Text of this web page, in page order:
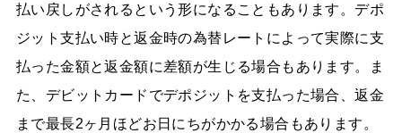
払い戻しがされるという形になることもあります。デポ
ジット支払い時と返金時の為替レートによって実際に支
払った金額と返金額に差額が生じる場合もあります。ま
た、デビットカードでデポジットを支払った場合、返金
まで最長2ヶ月ほどお日にちがかかる場合もあります。